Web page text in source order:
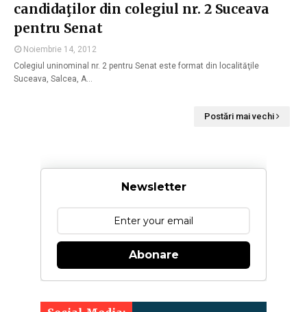
candidaţilor din colegiul nr. 2 Suceava
pentru Senat
Noiembrie 14, 2012
Colegiul uninominal nr. 2 pentru Senat este format din localităţile
Suceava, Salcea, A…
Postări mai vechi
Newsletter
Abonare